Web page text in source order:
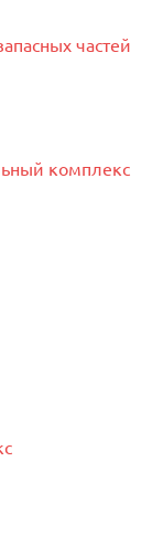
частей
комплекс